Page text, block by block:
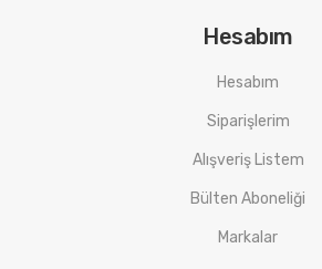
Hesabım
Hesabım
Siparişlerim
Alışveriş Listem
Bülten Aboneliği
Markalar